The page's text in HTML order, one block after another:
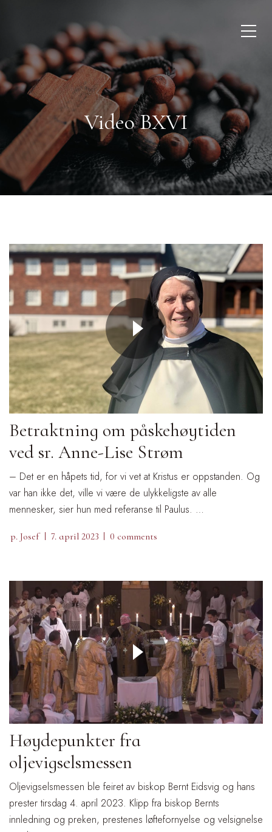
Video BXVI
Betraktning om påskehøytiden
ved sr. Anne-Lise Strøm
– Det er en håpets tid, for vi vet at Kristus er oppstanden. Og
var han ikke det, ville vi være de ulykkeligste av alle
mennesker, sier hun med referanse til Paulus. …
p. Josef 7. april 2023 0 comments
Høydepunkter fra
oljevigselsmessen
Oljevigselsmessen ble feiret av biskop Bernt Eidsvig og hans
prester tirsdag 4. april 2023. Klipp fra biskop Bernts
innledning og preken, prestenes løftefornyelse og velsignelse